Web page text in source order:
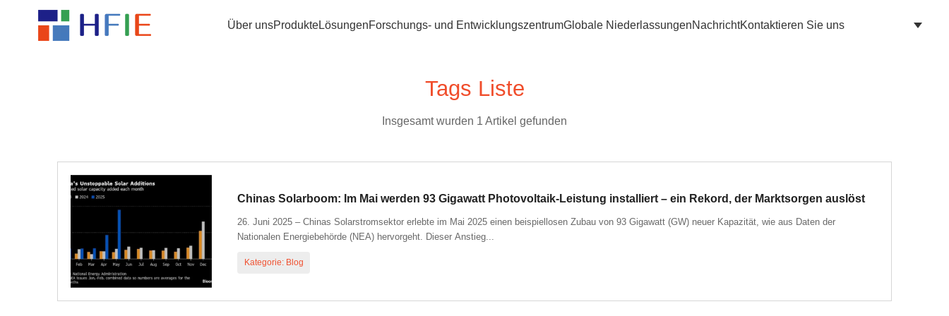
Über unsProdukteLösungenForschungs- und EntwicklungszentrumGlobale NiederlassungenNachrichtKontaktieren Sie uns
Tags Liste
Insgesamt wurden 1 Artikel gefunden
Chinas Solarboom: Im Mai werden 93 Gigawatt Photovoltaik-Leistung installiert – ein Rekord, der Marktsorgen auslöst
26. Juni 2025 – Chinas Solarstromsektor erlebte im Mai 2025 einen beispiellosen Zubau von 93 Gigawatt (GW) neuer Kapazität, wie aus Daten der
Nationalen Energiebehörde (NEA) hervorgeht. Dieser Anstieg...
Kategorie: Blog